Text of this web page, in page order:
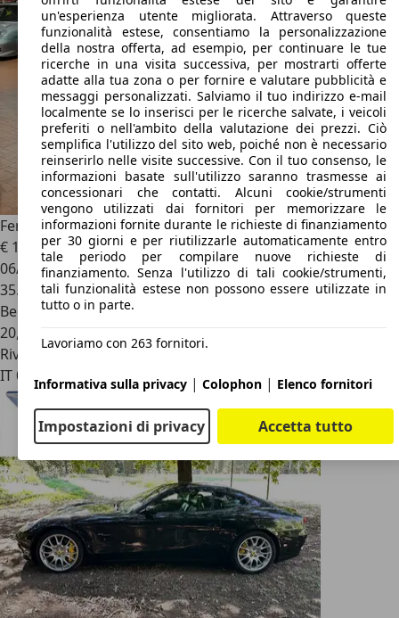
Ferrari 612Scaglietti HGTC F1 Unica-Tagliandi-Vip book
€ 123.000
06/2007
35.143 km
Benzina
20,7 l/100 km (comb.)
Rivenditore
IT 00123
Roma - Rm
un'esperienza utente migliorata. Attraverso queste
funzionalità estese, consentiamo la personalizzazione
della nostra offerta, ad esempio, per continuare le tue
ricerche in una visita successiva, per mostrarti offerte
adatte alla tua zona o per fornire e valutare pubblicità e
messaggi personalizzati. Salviamo il tuo indirizzo e-mail
localmente se lo inserisci per le ricerche salvate, i veicoli
preferiti o nell'ambito della valutazione dei prezzi. Ciò
semplifica l'utilizzo del sito web, poiché non è necessario
reinserirlo nelle visite successive. Con il tuo consenso, le
informazioni basate sull'utilizzo saranno trasmesse ai
concessionari che contatti. Alcuni cookie/strumenti
vengono utilizzati dai fornitori per memorizzare le
informazioni fornite durante le richieste di finanziamento
per 30 giorni e per riutilizzarle automaticamente entro
tale periodo per compilare nuove richieste di
finanziamento. Senza l'utilizzo di tali cookie/strumenti,
tali funzionalità estese non possono essere utilizzate in
tutto o in parte.
Lavoriamo con 263 fornitori.
Informativa sulla privacy | Colophon | Elenco fornitori
Impostazioni di privacy Accetta tutto